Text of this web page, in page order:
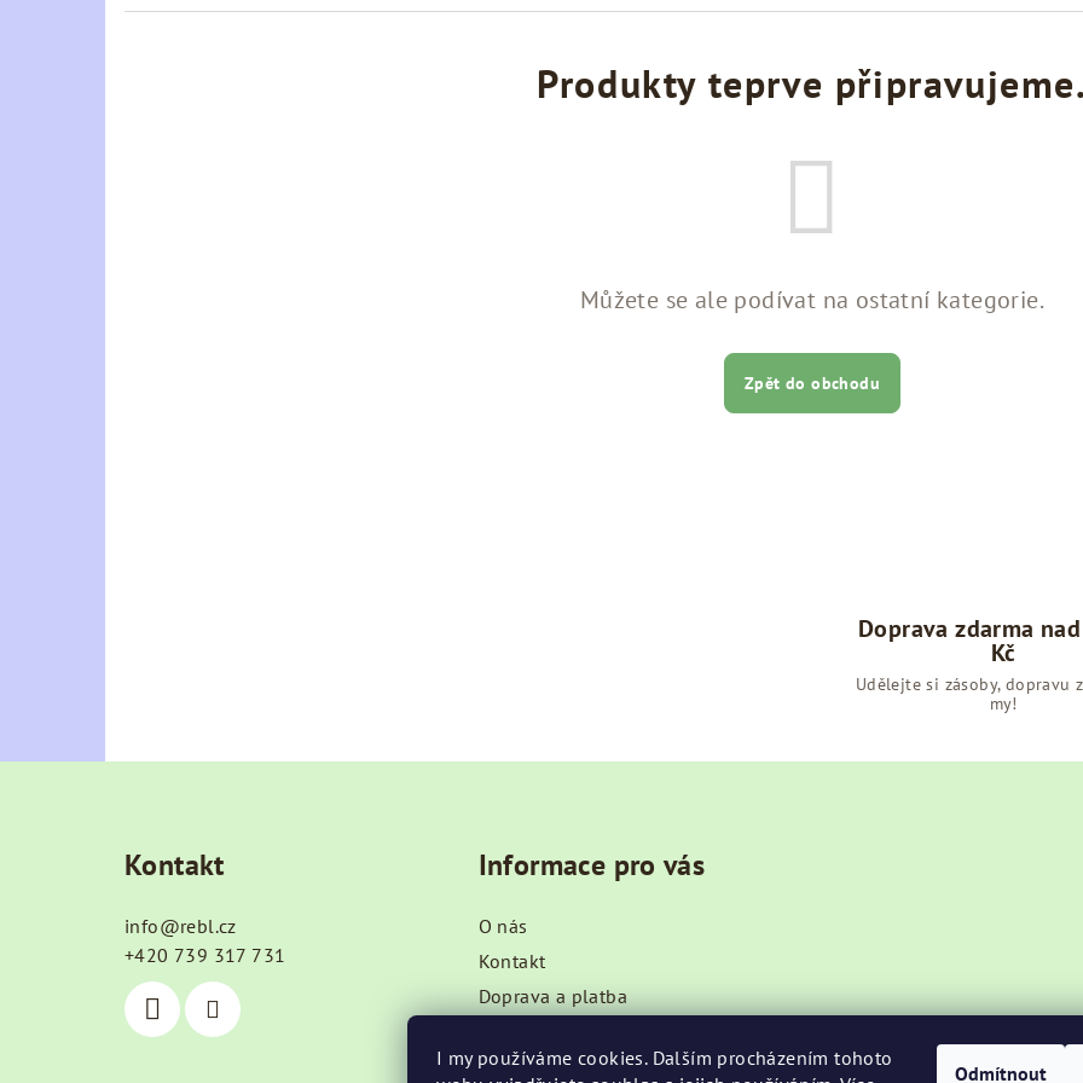
I my používáme cookies. Dalším procházením tohoto
Odmítnout
Produkty teprve
Můžete se ale podívat na ostatní kategorie.
Zpět do obchodu
Doprava zdarma
Kč
Udělejte si zásoby, dopravu
my!
Kontakt
info@rebl.cz
+420 739 317 731
Informace pro vás
O nás
Kontakt
Doprava a platba
Podmínky ochrany osobních údajů